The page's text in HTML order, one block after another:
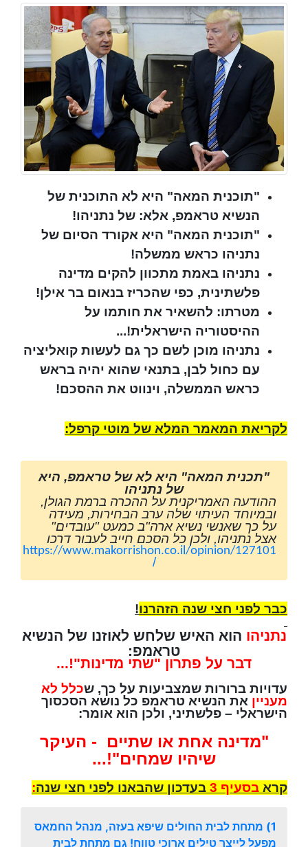
"תוכנית המאה" היא לא התוכנית של
הנשיא טראמפ, אלא: של נתניהו!
"תוכנית המאה" היא אקורד הסיום של
נתניהו כראש ממשלה!
נתניהו באמת מתכוון להקים מדינה
פלשתינית, כפי שהכריז בנאום בר אילן!
מטרתו: להשאיר את חותמו על
ההיסטוריה הישראלית!...
נתניהו מוכן לשם כך גם לעשות קואליציה
עם כחול לבן, בתנאי שהוא יהיה בראש
כראש הממשלה, וינווט את ההסכם!
לקריאת המאמר המלא של מוטי קרפל:
"תכנית המאה" היא לא של טראמפ, היא
של נתניהו
ההודעה האמריקנית על ההכרה ברמת הגולן,
ובמיוחד העיתוי שלה ערב הבחירות, מעידה
על כך שאנשי נשיא ארה"ב כמעט "עובדים"
אצל נתניהו, ולכן כל הסכם חייב לעבור דרכו
https://www.makorrishon.co.il/opinion/127101
/
כבר לפני חצי שנה הזהרנו!
נתניהו הוא האיש שלחש לאוזנו של הנשיא
טראמפ:
דבר על פתרון "שתי מדינות"!...
עדויות ברורות שמצביעות על כך, שכלל לא
מעניין את הנשיא טראמפ כל נושא הסכסוך
הישראלי – פלשתיני, ולכן הוא אומר:
"מדינה אחת או שתיים - העיקר
שיהיו שמחים"!...
קרא בסעיף 3 בעדכון שהבאנו לפני חצי שנה:
1) מתחת לבית החולים שיפא בעזה, מנהל החמאס
מפעל לייצר טילים ארוכי טווח! גם מתחת לבית